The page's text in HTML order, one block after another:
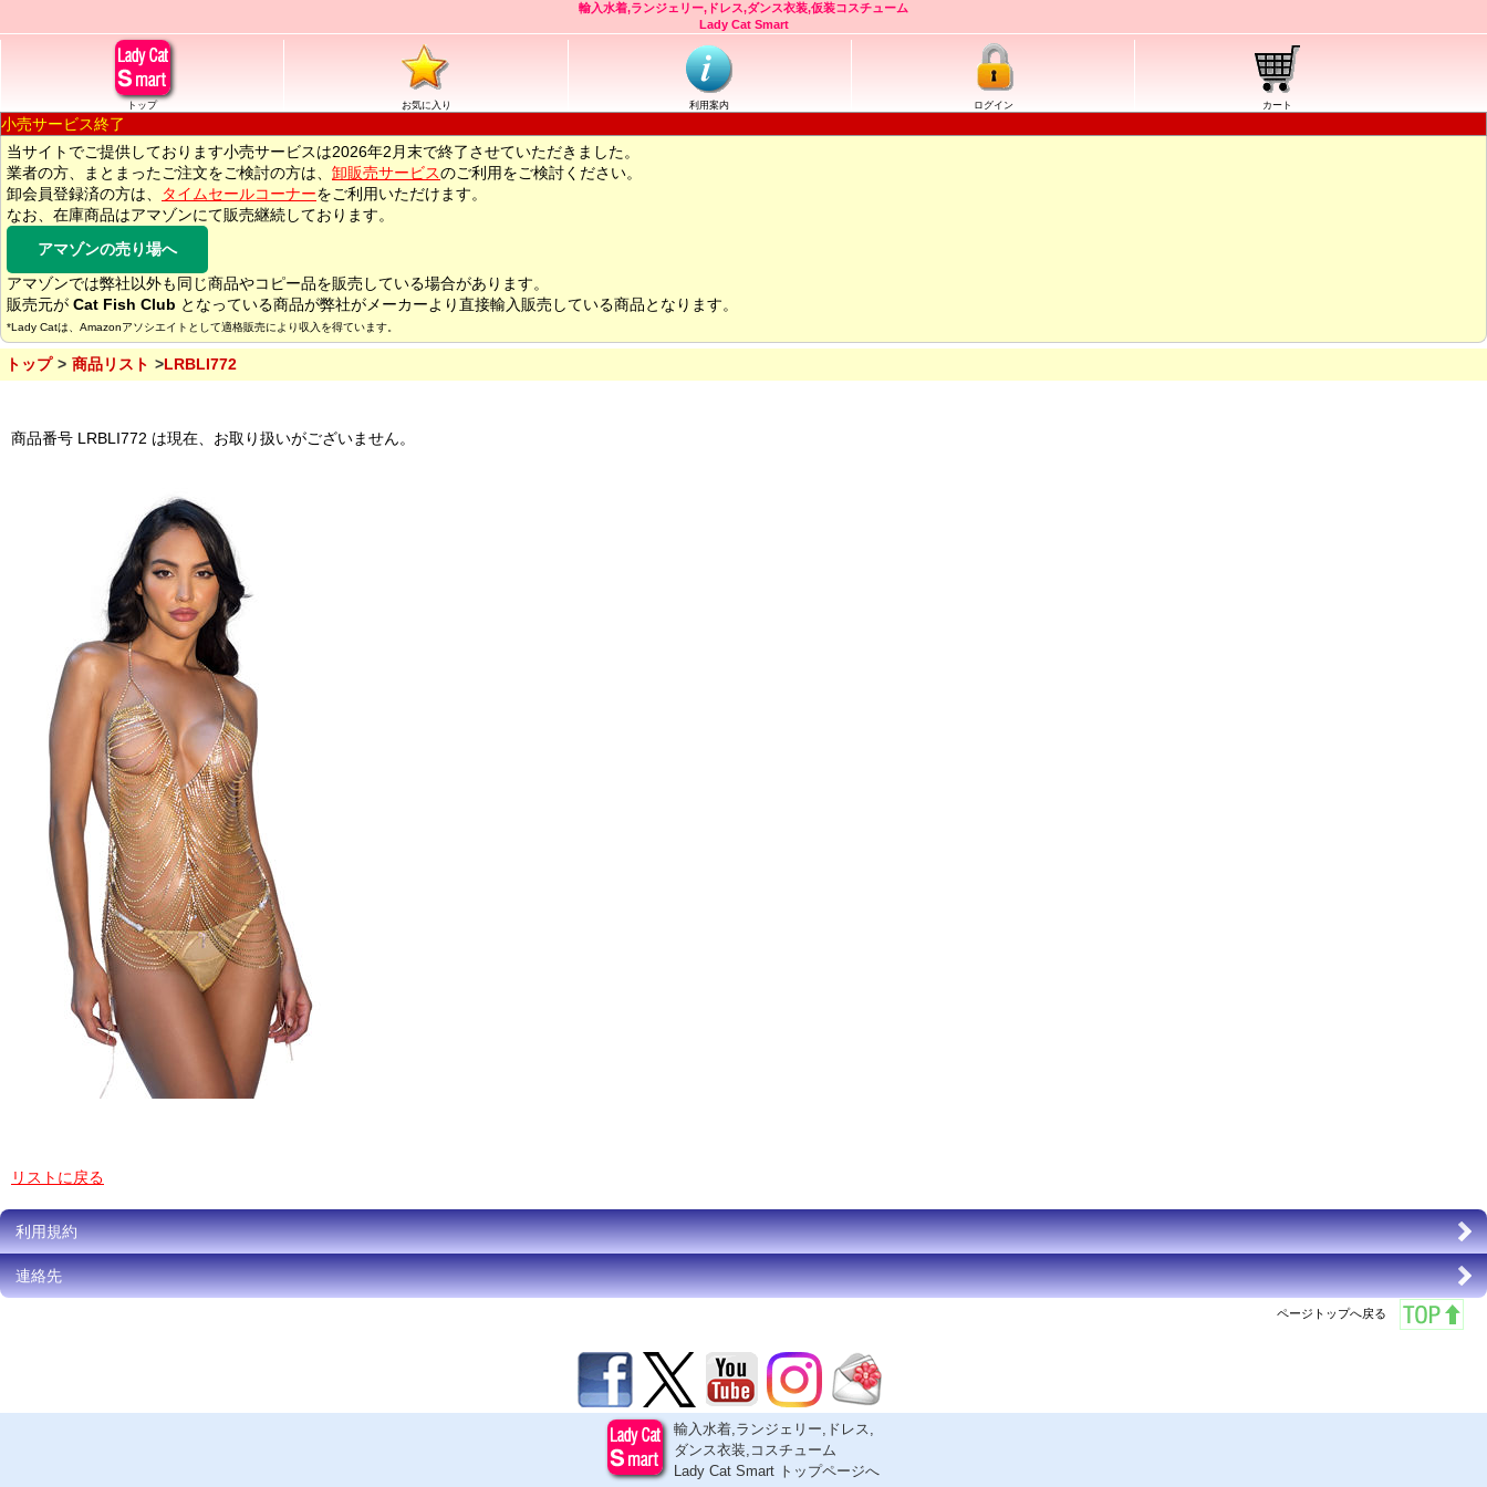
輸入水着,ランジェリー,ドレス,ダンス衣装,仮装コスチューム
Lady Cat Smart
トップ お気に入り 利用案内 ログイン カート
小売サービス終了
当サイトでご提供しております小売サービスは2026年2月末で終了させていただきました。
業者の方、まとまったご注文をご検討の方は、 卸販売サービスのご利用をご検討ください。
卸会員登録済の方は、
タイムセールコーナーをご利用いただけます。
なお、在庫商品はアマゾンにて販売継続しております。
アマゾンの売り場へ
アマゾンでは弊社以外も同じ商品やコピー品を販売している場合があります。
販売元が Cat Fish Club となっている商品が弊社がメーカーより直接輸入販売している商品となります。
*Lady Catは、Amazonアソシエイトとして適格販売により収入を得ています。
トップ 商品リスト LRBLI772
商品番号 LRBLI772 は現在、お取り扱いがございません。
リストに戻る
利用規約
連絡先
ページトップへ戻る
輸入水着,ランジェリー,ドレス,
ダンス衣装,コスチューム
Lady Cat Smart トップページへ